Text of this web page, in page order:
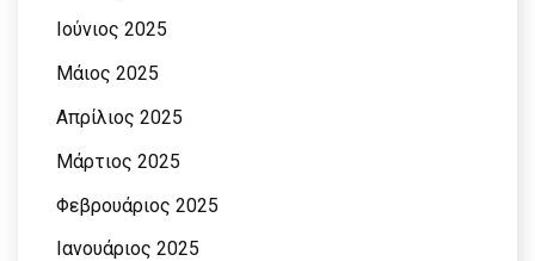
Ιούνιος 2025
Μάιος 2025
Απρίλιος 2025
Μάρτιος 2025
Φεβρουάριος 2025
Ιανουάριος 2025